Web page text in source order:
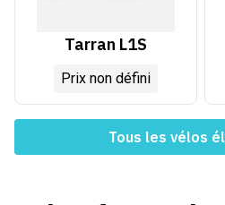
Tarran L1S
Prix non défini
Tous les vélos